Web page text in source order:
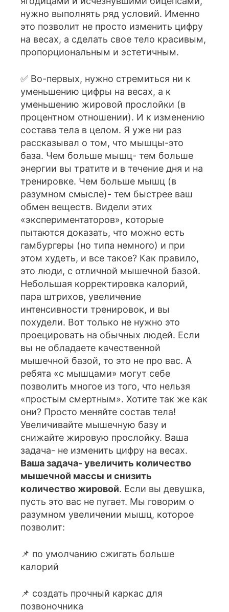
нужно выполнять ряд условий. Именно
это позволит не просто изменить цифру
на весах, а сделать свое тело красивым,
пропорциональным и эстетичным.
✅ Во-первых, нужно стремиться ни к
уменьшению цифры на весах, а к
уменьшению жировой прослойки (в
процентном отношении). И к изменению
состава тела в целом. Я уже ни раз
рассказывал о том, что мышцы-это
база. Чем больше мышц- тем больше
энергии вы тратите и в течение дня и на
тренировке. Чем больше мышц (в
разумном смысле)- тем быстрее ваш
обмен веществ. Видели этих
«экспериментаторов», которые
пытаются доказать, что можно есть
гамбургеры (но типа немного) и при
этом худеть, и все такое? Как правило,
это люди, с отличной мышечной базой.
Небольшая корректировка калорий,
пара штрихов, увеличение
интенсивности тренировок, и вы
похудели. Вот только не нужно это
проецировать на обычных людей. Если
вы не обладаете качественной
мышечной базой, то это не про вас. А
ребята «с мышцами» могут себе
позволить многое из того, что нельзя
«простым смертным». Хотите так же как
они? Просто меняйте состав тела!
Увеличивайте мышечную базу и
снижайте жировую прослойку. Ваша
задача- не изменить цифру на весах.
Ваша задача- увеличить количество
мышечной массы и снизить
количество жировой. Если вы девушка,
пусть это вас не пугает. Мы говорим о
разумном увеличении мышц, которое
позволит:
📌 по умолчанию сжигать больше
калорий
📌 создать прочный каркас для
позвоночника